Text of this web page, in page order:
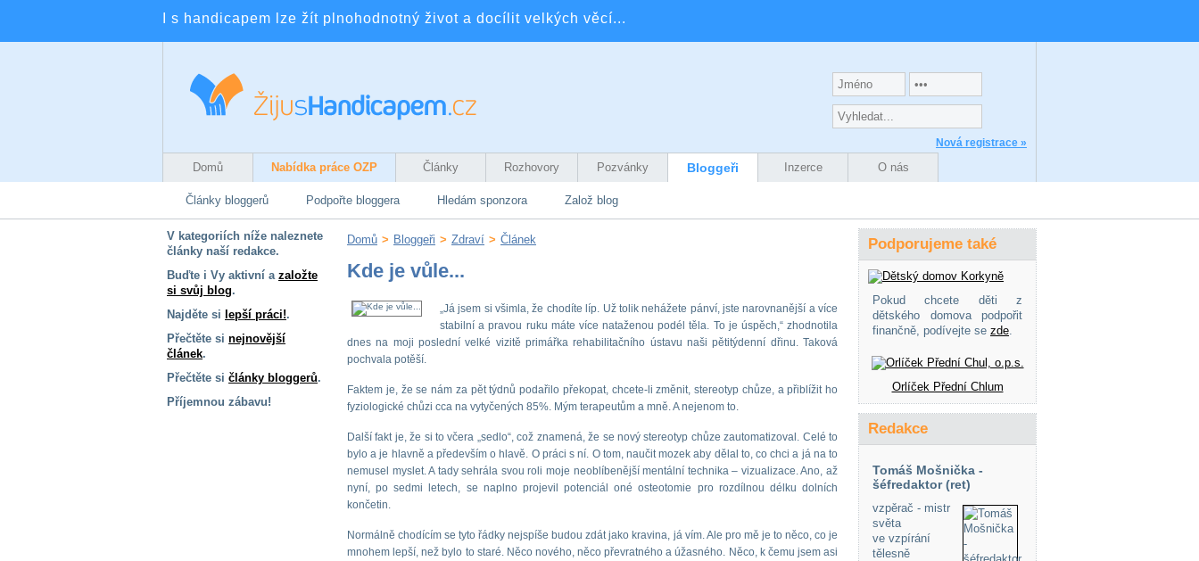
I s handicapem lze žít plnohodnotný život a docílit velkých věcí...
Nová registrace »
Domů Nabídka práce OZP Články Rozhovory Pozvánky Bloggeři Inzerce O nás
Články bloggerů Podpořte bloggera Hledám sponzora Založ blog
V kategoriích níže naleznete
články naší redakce.
Buďte i Vy aktivní a založte
si svůj blog.
Najděte si lepší práci!.
Přečtěte si nejnovější
článek.
Přečtěte si články bloggerů.
Příjemnou zábavu!
Domů > Bloggeři > Zdraví > Článek
Kde je vůle...
„Já jsem si všimla, že chodíte líp. Už tolik nehážete pánví, jste narovnanější a více
stabilní a pravou ruku máte více nataženou podél těla. To je úspěch,“ zhodnotila
dnes na moji poslední velké vizitě primářka rehabilitačního ústavu naši pětitýdenní dřinu. Taková
pochvala potěší.
Faktem je, že se nám za pět týdnů podařilo překopat, chcete-li změnit, stereotyp chůze, a přiblížit ho
fyziologické chůzi cca na vytyčených 85%. Mým terapeutům a mně. A nejenom to.
Další fakt je, že si to včera „sedlo“, což znamená, že se nový stereotyp chůze zautomatizoval. Celé to
bylo a je hlavně a především o hlavě. O práci s ní. O tom, naučit mozek aby dělal to, co chci a já na to
nemusel myslet. A tady sehrála svou roli moje neoblíbenější mentální technika – vizualizace. Ano, až
nyní, po sedmi letech, se naplno projevil potenciál oné osteotomie pro rozdílnou délku dolních
končetin.
Normálně chodícím se tyto řádky nejspíše budou zdát jako kravina, já vím. Ale pro mě je to něco, co je
mnohem lepší, než bylo to staré. Něco nového, něco převratného a úžasného. Něco, k čemu jsem asi
Podporujeme také
Pokud chcete děti z
dětského domova podpořit
finančně, podívejte se zde.
Orlíček Přední Chlum
Redakce
Tomáš Mošnička -
šéfredaktor (ret)
vzpěrač - mistr
světa
ve vzpírání
tělesně